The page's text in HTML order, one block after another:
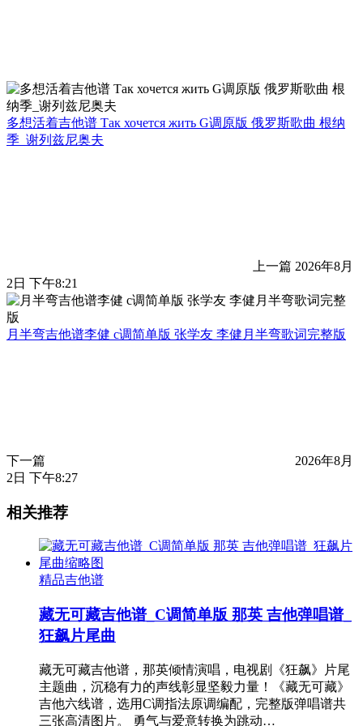
多想活着吉他谱 Так хочется жить G调原版 俄罗斯歌曲 根纳
季_谢列兹尼奥夫
上一篇 2026年8月
2日 下午8:21
月半弯吉他谱李健 c调简单版 张学友 李健月半弯歌词完整版
下一篇
2026年8月
2日 下午8:27
相关推荐
精品吉他谱
藏无可藏吉他谱_C调简单版 那英 吉他弹唱谱_
狂飙片尾曲
藏无可藏吉他谱，那英倾情演唱，电视剧《狂飙》片尾
主题曲，沉稳有力的声线彰显坚毅力量！《藏无可藏》
吉他六线谱，选用C调指法原调编配，完整版弹唱谱共
三张高清图片。 勇气与爱意转换为跳动…